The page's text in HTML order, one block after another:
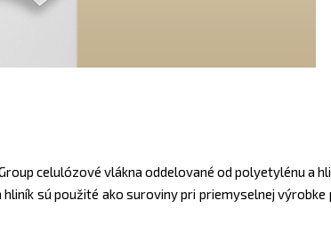
celulózové vlákna oddelované od polyetylénu a
sú použité ako suroviny pri priemyselnej